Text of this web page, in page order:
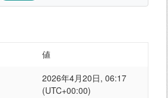
値
2026年4月20日, 06:17
(UTC+00:00)